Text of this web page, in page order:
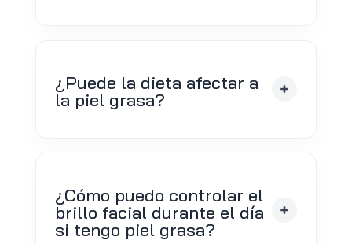
¿Puede la dieta afectar a
la piel grasa?
¿Cómo puedo controlar el
brillo facial durante el día
si tengo piel grasa?